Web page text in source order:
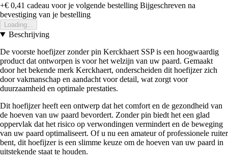
+€ 0,41 cadeau voor je volgende bestelling Bijgeschreven na
bevestiging van je bestelling
Loading...
Beschrijving
De voorste hoefijzer zonder pin Kerckhaert SSP is een hoogwaardig
product dat ontworpen is voor het welzijn van uw paard. Gemaakt
door het bekende merk Kerckhaert, onderscheiden dit hoefijzer zich
door vakmanschap en aandacht voor detail, wat zorgt voor
duurzaamheid en optimale prestaties.
Dit hoefijzer heeft een ontwerp dat het comfort en de gezondheid van
de hoeven van uw paard bevordert. Zonder pin biedt het een glad
oppervlak dat het risico op verwondingen vermindert en de beweging
van uw paard optimaliseert. Of u nu een amateur of professionele ruiter
bent, dit hoefijzer is een slimme keuze om de hoeven van uw paard in
uitstekende staat te houden.